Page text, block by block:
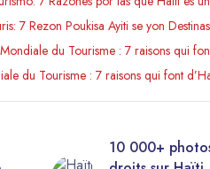
7 Rezon Poukisa Ayiti se yon
du Tourisme : 7 raisons qui
du Tourisme : 7 raisons qui font
libres de
Visitez